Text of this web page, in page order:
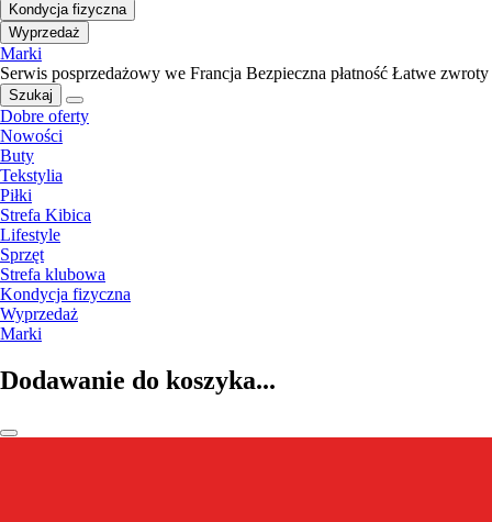
Kondycja fizyczna
Wyprzedaż
Marki
Serwis posprzedażowy we Francja Bezpieczna płatność Łatwe zwroty
Szukaj
Dobre oferty
Nowości
Buty
Tekstylia
Piłki
Strefa Kibica
Lifestyle
Sprzęt
Strefa klubowa
Kondycja fizyczna
Wyprzedaż
Marki
Dodawanie do koszyka...